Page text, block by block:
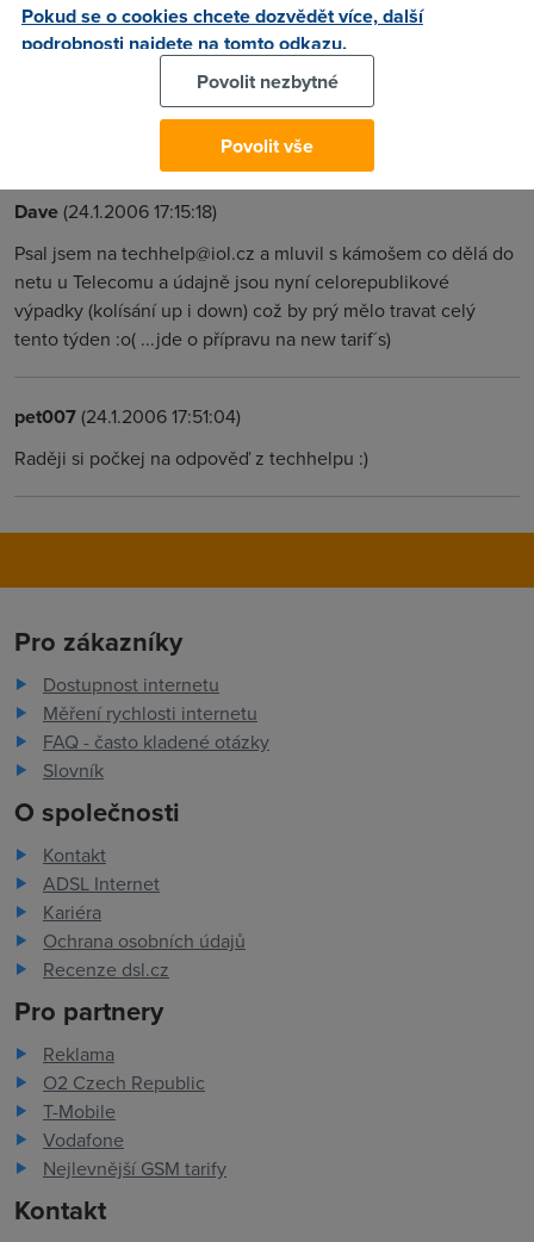
Stejny proble???
(24.1.2006 15:38:58)
Dave(24.1.2006 17:15:18)
Psal jsem na techhelp@iol.cz a mluvil s kámošem co dělá do
netu u Telecomu a údajně jsou nyní celorepublikové
výpadky (kolísání up i down) což by prý mělo travat celý
tento týden :o( ...jde o přípravu na new tarif´s)
pet007(24.1.2006 17:51:04)
Raději si počkej na odpověď z techhelpu :)
Pro zákazníky
Dostupnost internetu
Měření rychlosti internetu
FAQ - často kladené otázky
Slovník
O společnosti
Kontakt
ADSL Internet
Kariéra
Ochrana osobních údajů
Recenze dsl.cz
Pro partnery
Reklama
O2 Czech Republic
T-Mobile
Vodafone
Nejlevnější GSM tarify
Kontakt
Pokud se o cookies chcete dozvědět více, další
podrobnosti najdete na tomto odkazu.
Povolit nezbytné
Povolit vše